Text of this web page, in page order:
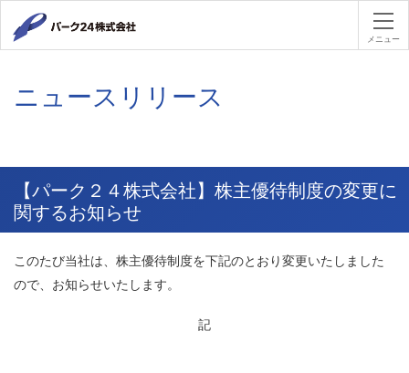
パーク２
メニュー
ニュースリリース
【パーク２４株式会社】株主優待制度の変更に
関するお知らせ
このたび当社は、株主優待制度を下記のとおり変更いたしました
ので、お知らせいたします。
記